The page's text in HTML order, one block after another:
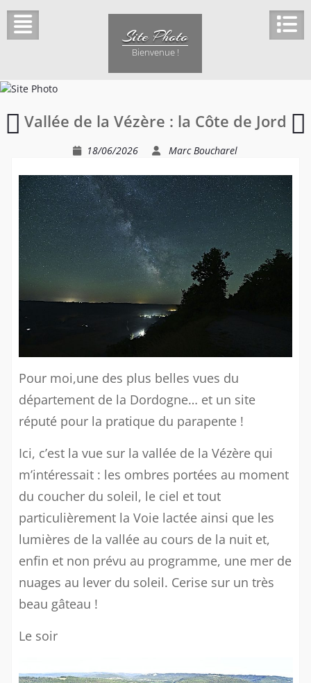
content
Site Photo
Bienvenue !
Défi
photo
couleur
jaune
Vallée de la Vézère : la Côte de Jord
18/06/2026 Marc Boucharel
Pour moi,une des plus belles vues du
département de la Dordogne… et un site
réputé pour la pratique du parapente !
Ici, c’est la vue sur la vallée de la Vézère qui
m’intéressait : les ombres portées au moment
du coucher du soleil, le ciel et tout
particulièrement la Voie lactée ainsi que les
lumières de la vallée au cours de la nuit et,
enfin et non prévu au programme, une mer de
nuages au lever du soleil. Cerise sur un très
beau gâteau !
Le soir